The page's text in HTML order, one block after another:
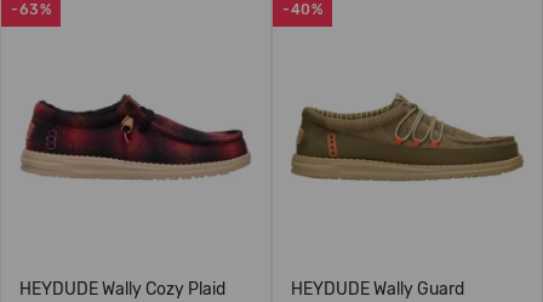
-63%
HEYDUDE Wally Cozy Plaid
-40%
HEYDUDE Wally Guard